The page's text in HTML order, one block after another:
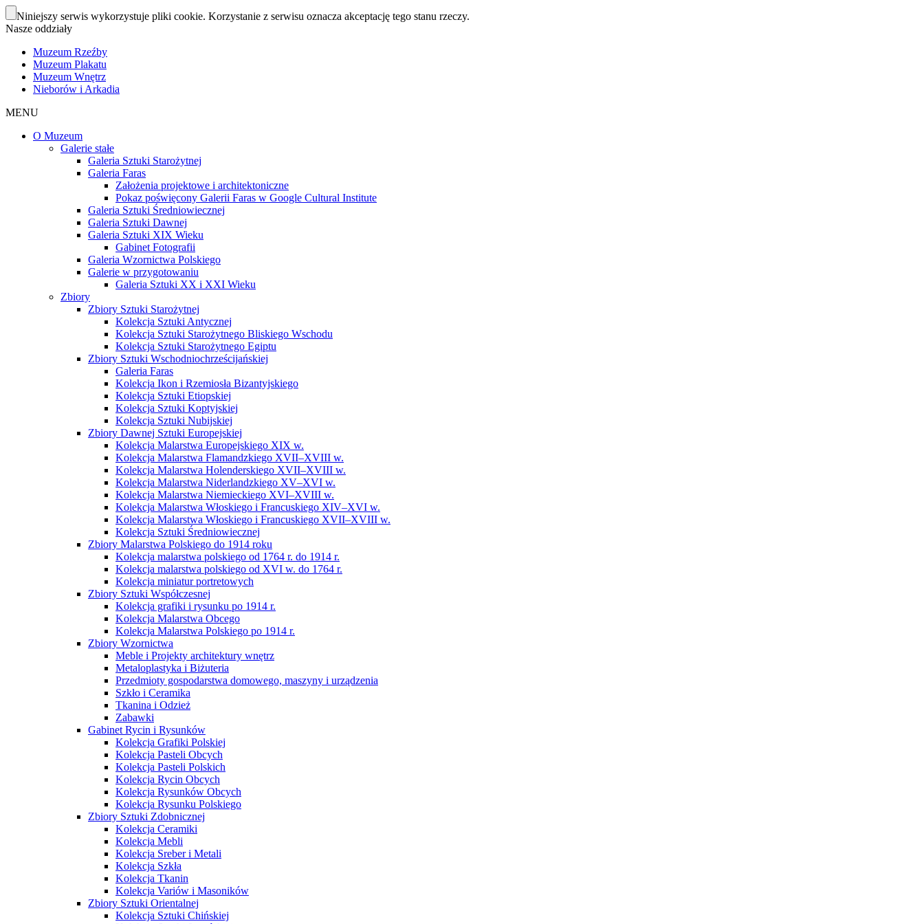
Niniejszy serwis wykorzystuje pliki cookie. Korzystanie z serwisu oznacza akceptację tego stanu rzeczy.
Nasze oddziały
Muzeum Rzeźby
Muzeum Plakatu
Muzeum Wnętrz
Nieborów i Arkadia
MENU
O Muzeum
Galerie stałe
Galeria Sztuki Starożytnej
Galeria Faras
Założenia projektowe i architektoniczne
Pokaz poświęcony Galerii Faras w Google Cultural Institute
Galeria Sztuki Średniowiecznej
Galeria Sztuki Dawnej
Galeria Sztuki XIX Wieku
Gabinet Fotografii
Galeria Wzornictwa Polskiego
Galerie w przygotowaniu
Galeria Sztuki XX i XXI Wieku
Zbiory
Zbiory Sztuki Starożytnej
Kolekcja Sztuki Antycznej
Kolekcja Sztuki Starożytnego Bliskiego Wschodu
Kolekcja Sztuki Starożytnego Egiptu
Zbiory Sztuki Wschodniochrześcijańskiej
Galeria Faras
Kolekcja Ikon i Rzemiosła Bizantyjskiego
Kolekcja Sztuki Etiopskiej
Kolekcja Sztuki Koptyjskiej
Kolekcja Sztuki Nubijskiej
Zbiory Dawnej Sztuki Europejskiej
Kolekcja Malarstwa Europejskiego XIX w.
Kolekcja Malarstwa Flamandzkiego XVII–XVIII w.
Kolekcja Malarstwa Holenderskiego XVII–XVIII w.
Kolekcja Malarstwa Niderlandzkiego XV–XVI w.
Kolekcja Malarstwa Niemieckiego XVI–XVIII w.
Kolekcja Malarstwa Włoskiego i Francuskiego XIV–XVI w.
Kolekcja Malarstwa Włoskiego i Francuskiego XVII–XVIII w.
Kolekcja Sztuki Średniowiecznej
Zbiory Malarstwa Polskiego do 1914 roku
Kolekcja malarstwa polskiego od 1764 r. do 1914 r.
Kolekcja malarstwa polskiego od XVI w. do 1764 r.
Kolekcja miniatur portretowych
Zbiory Sztuki Współczesnej
Kolekcja grafiki i rysunku po 1914 r.
Kolekcja Malarstwa Obcego
Kolekcja Malarstwa Polskiego po 1914 r.
Zbiory Wzornictwa
Meble i Projekty architektury wnętrz
Metaloplastyka i Biżuteria
Przedmioty gospodarstwa domowego, maszyny i urządzenia
Szkło i Ceramika
Tkanina i Odzież
Zabawki
Gabinet Rycin i Rysunków
Kolekcja Grafiki Polskiej
Kolekcja Pasteli Obcych
Kolekcja Pasteli Polskich
Kolekcja Rycin Obcych
Kolekcja Rysunków Obcych
Kolekcja Rysunku Polskiego
Zbiory Sztuki Zdobnicznej
Kolekcja Ceramiki
Kolekcja Mebli
Kolekcja Sreber i Metali
Kolekcja Szkła
Kolekcja Tkanin
Kolekcja Variów i Masoników
Zbiory Sztuki Orientalnej
Kolekcja Sztuki Chińskiej